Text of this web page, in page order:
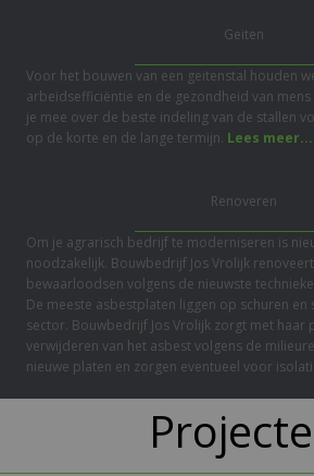
Geiten
Voor het bouwen van een geitenstal houden
arbeidsefficiëntie en de gezondheid van
je mee over de beste indeling van de stallen
op de korte en de lange termijn. Lees meer...
Renoveren
Om je agrarisch bedrijf te moderniseren is
noodzakelijk. Bouwbedrijf Jos Vrolijk
bewaarloodsen volgens de nieuwste
De meeste asbestplaten liggen op schuren en
sector. Bouwbedrijf Jos Vrolijk zorgt met haar
verwijderen van het asbest volgens de
nieuwe platen en zorgen eventueel voor